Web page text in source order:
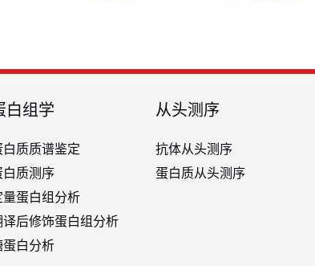
白组学
白质质谱鉴定
白质测序
量蛋白组分析
译后修饰蛋白组分析
蛋白分析
从头测序
抗体从头测序
蛋白质从头测序